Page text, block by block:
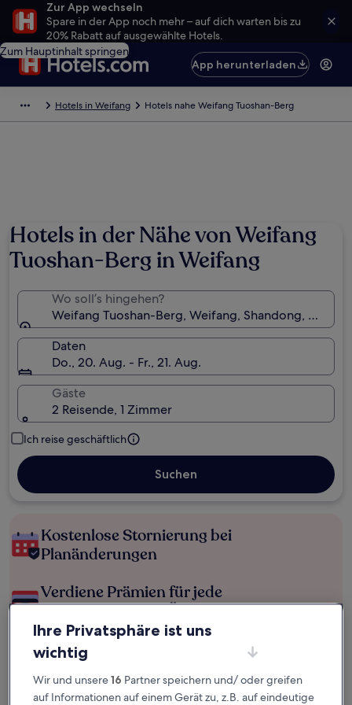
Zur App wechseln
Spare in der App noch mehr – auf dich warten bis zu
20% Rabatt auf ausgewählte Hotels.
Zum Hauptinhalt springen
App herunterladen
Hotels in Weifang Hotels nahe Weifang Tuoshan-Berg
Hotels in der Nähe von Weifang
Tuoshan-Berg in Weifang
Wo soll’s hingehen?
Weifang Tuoshan-Berg, Weifang, Shandong, China
Daten
Do., 20. Aug. - Fr., 21. Aug.
Gäste
2 Reisende, 1 Zimmer
Ich reise geschäftlich
Suchen
Kostenlose Stornierung bei
Planänderungen
Verdiene Prämien für jede
wahrgenommene Übernachtung
Mehr sparen mit Preisen für Mitglieder
Ihre Privatsphäre ist uns
wichtig
Wir und unsere16 Partner speichern und/ oder greifen
auf Informationen auf einem Gerät zu, z.B. auf eindeutige